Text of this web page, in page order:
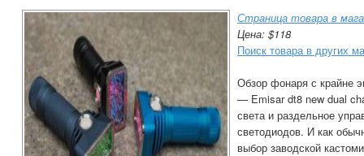
Страница товара в
Цена: $118
Поиск товара в других
Обзор фонаря с крайне
— Emisar dt8 new dual
света и раздельное
светодиодов. И как
выбор заводской